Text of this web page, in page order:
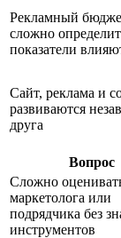
Рекламный
сложно
показатели
Сайт, реклама и
развиваются
друга
Вопрос
Сложно
маркетолога или
подрядчика без
инструментов